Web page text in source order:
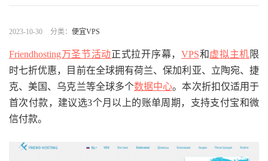
2023-10-30 分类： 便宜VPS
Friendhosting万圣节活动正式拉开序幕， VPS和虚拟主机 限
时七折优惠，目前在全球拥有荷兰、保加利亚、立陶宛、捷
克、美国、乌克兰等全球多个数据中心。本次折扣仅适用于
首次付款，建议选3个月以上的账单周期，支持支付宝和微
信付款。